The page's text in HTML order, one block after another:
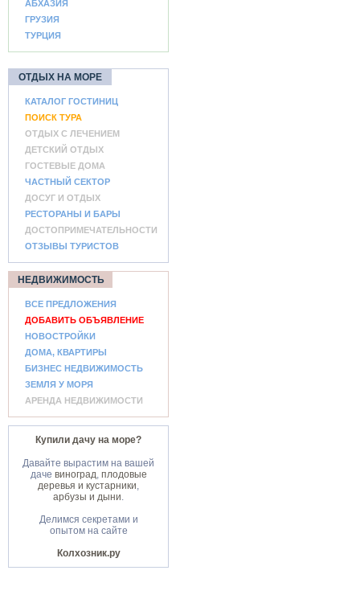
АБХАЗИЯ
ГРУЗИЯ
ТУРЦИЯ
ОТДЫХ НА МОРЕ
КАТАЛОГ ГОСТИНИЦ
ПОИСК ТУРА
ОТДЫХ С ЛЕЧЕНИЕМ
ДЕТСКИЙ ОТДЫХ
ГОСТЕВЫЕ ДОМА
ЧАСТНЫЙ СЕКТОР
ДОСУГ И ОТДЫХ
РЕСТОРАНЫ И БАРЫ
ДОСТОПРИМЕЧАТЕЛЬНОСТИ
ОТЗЫВЫ ТУРИСТОВ
НЕДВИЖИМОСТЬ
ВСЕ ПРЕДЛОЖЕНИЯ
ДОБАВИТЬ ОБЪЯВЛЕНИЕ
НОВОСТРОЙКИ
ДОМА, КВАРТИРЫ
БИЗНЕС НЕДВИЖИМОСТЬ
ЗЕМЛЯ У МОРЯ
АРЕНДА НЕДВИЖИМОСТИ
Купили дачу на море?
Давайте вырастим на вашей
даче виноград, плодовые
деревья и кустарники,
арбузы и дыни.
Делимся секретами и
опытом на сайте
Колхозник.ру